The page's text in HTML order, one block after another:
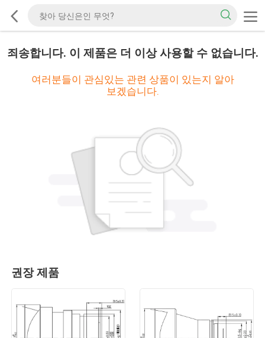
죄송합니다. 이 제품은 더 이상 사용할 수 없습니다.
여러분들이 관심있는 관련 상품이 있는지 알아
보겠습니다.
권장 제품